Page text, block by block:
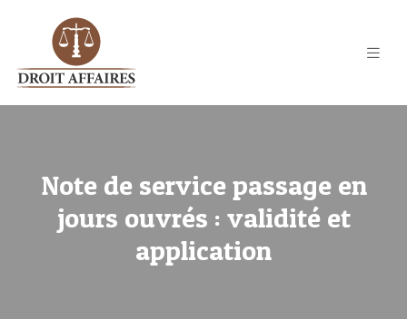
Note de service passage en
jours ouvrés : validité et
application